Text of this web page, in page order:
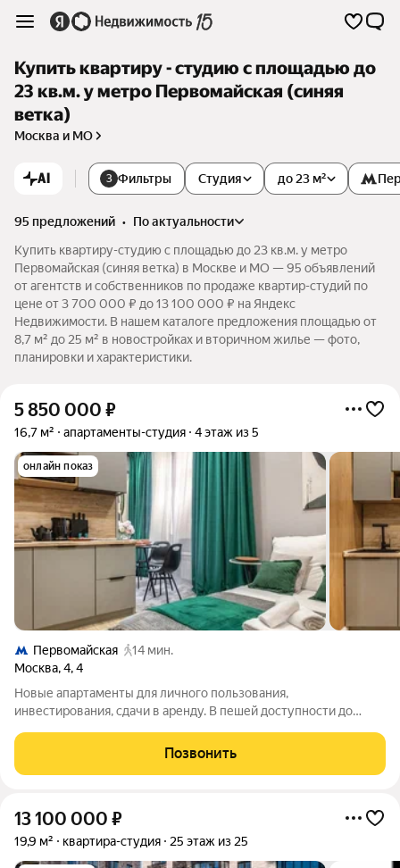
Купить квартиру - студию с площадью до
23 кв.м. у метро Первомайская (синяя
ветка)
Москва и МО
AI 3 Фильтры Студия до 23 м²
95 предложений •
по актуальности
Купить квартиру-студию с площадью до 23 кв.м. у метро
Первомайская (синяя ветка) в Москве и МО — 95 объявлений
от агентств и собственников по продаже квартир-студий по
цене от 3 700 000 ₽ до 13 100 000 ₽ на Яндекс
Недвижимости. В нашем каталоге предложения площадью от
8,7 м² до 25 м² в новостройках и вторичном жилье — фото,
планировки и характеристики.
5 850 000 ₽
16,7 м² апартаменты-студия 4 этаж из 5
онлайн показ
Первомайская
14 мин.
Москва,4,4
Новые апартаменты для личного пользования,
инвестирования, сдачи в аренду. В пешей доступности до
входной группой в помещения-студии.
Позвонить
13 100 000 ₽
19,9 м² квартира-студия 25 этаж из 25